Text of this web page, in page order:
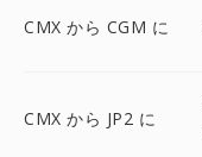
CMX から CGM に
CMX から JP2 に